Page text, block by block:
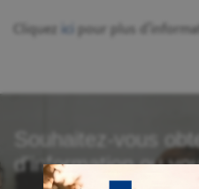
Cliquez ici pour plus
Souhaitez-vous
d'information ou